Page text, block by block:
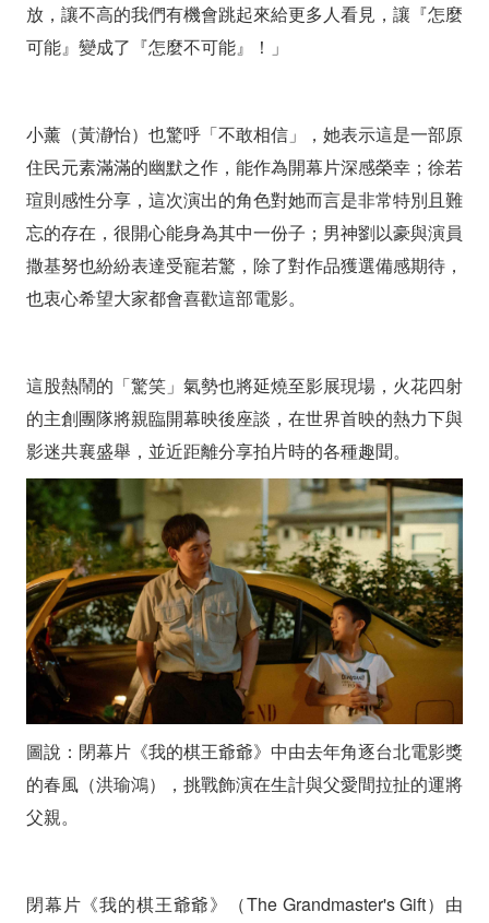
暖
心
作
《我
的
棋
王
爺
爺》
壓
軸
登
場
放，讓不高的我們有機會跳起來給更多人看見，讓『怎麼
可能』變成了『怎麼不可能』！」
小薰（黃瀞怡）也驚呼「不敢相信」，她表示這是一部原
住民元素滿滿的幽默之作，能作為開幕片深感榮幸；徐若
瑄則感性分享，這次演出的角色對她而言是非常特別且難
忘的存在，很開心能身為其中一份子；男神劉以豪與演員
撒基努也紛紛表達受寵若驚，除了對作品獲選備感期待，
也衷心希望大家都會喜歡這部電影。
這股熱鬧的「驚笑」氣勢也將延燒至影展現場，火花四射
的主創團隊將親臨開幕映後座談，在世界首映的熱力下與
影迷共襄盛舉，並近距離分享拍片時的各種趣聞。
圖說：閉幕片《我的棋王爺爺》中由去年角逐台北電影獎
的春風（洪瑜鴻），挑戰飾演在生計與父愛間拉扯的運將
父親。
閉幕片《我的棋王爺爺》（The Grandmaster's Gift）由